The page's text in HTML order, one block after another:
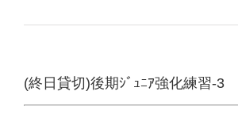
(終日貸切)後期ｼﾞｭﾆｱ強化練習-3